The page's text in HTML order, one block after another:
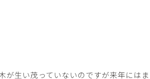
生い茂っていないのですが来年には